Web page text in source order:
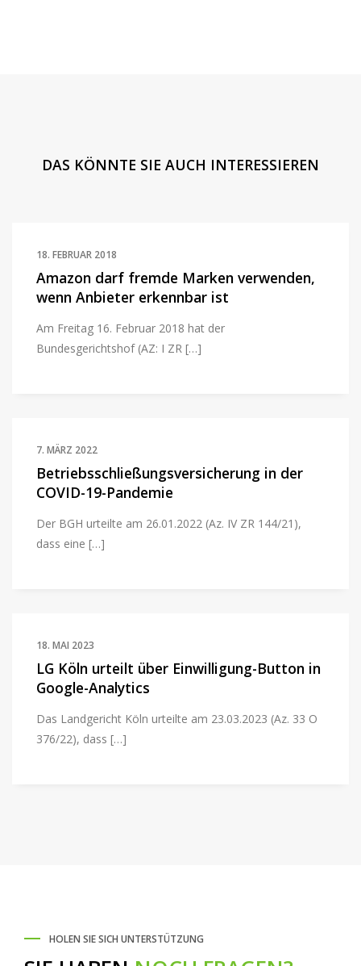
DAS KÖNNTE SIE AUCH INTERESSIEREN
18. FEBRUAR 2018
Amazon darf fremde Marken verwenden,
wenn Anbieter erkennbar ist
Am Freitag 16. Februar 2018 hat der
Bundesgerichtshof (AZ: I ZR […]
7. MÄRZ 2022
Betriebsschließungsversicherung in der
COVID-19-Pandemie
Der BGH urteilte am 26.01.2022 (Az. IV ZR 144/21),
dass eine […]
18. MAI 2023
LG Köln urteilt über Einwilligung-Button in
Google-Analytics
Das Landgericht Köln urteilte am 23.03.2023 (Az. 33 O
376/22), dass […]
HOLEN SIE SICH UNTERSTÜTZUNG